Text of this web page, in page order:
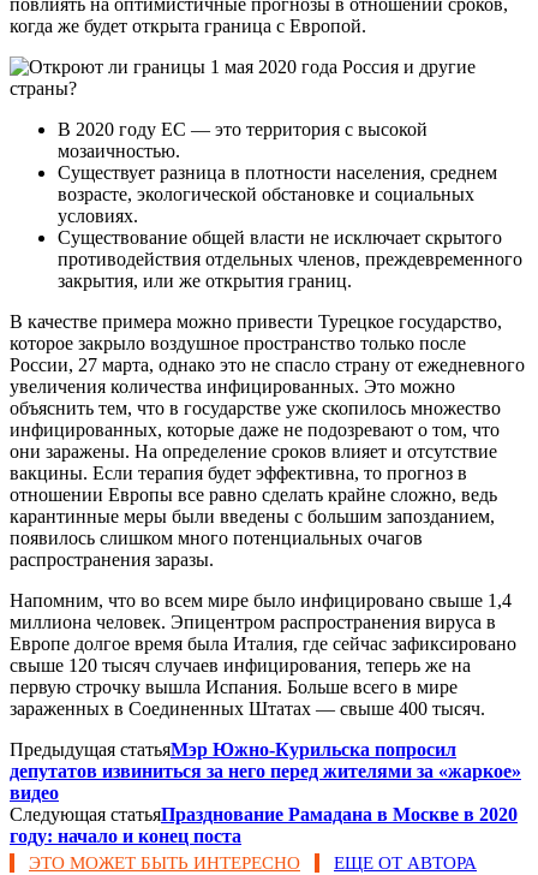
повлиять на оптимистичные прогнозы в отношении сроков,
когда же будет открыта граница с Европой.
В 2020 году ЕС — это территория с высокой
мозаичностью.
Существует разница в плотности населения, среднем
возрасте, экологической обстановке и социальных
условиях.
Существование общей власти не исключает скрытого
противодействия отдельных членов, преждевременного
закрытия, или же открытия границ.
В качестве примера можно привести Турецкое государство,
которое закрыло воздушное пространство только после
России, 27 марта, однако это не спасло страну от ежедневного
увеличения количества инфицированных. Это можно
объяснить тем, что в государстве уже скопилось множество
инфицированных, которые даже не подозревают о том, что
они заражены. На определение сроков влияет и отсутствие
вакцины. Если терапия будет эффективна, то прогноз в
отношении Европы все равно сделать крайне сложно, ведь
карантинные меры были введены с большим запозданием,
появилось слишком много потенциальных очагов
распространения заразы.
Напомним, что во всем мире было инфицировано свыше 1,4
миллиона человек. Эпицентром распространения вируса в
Европе долгое время была Италия, где сейчас зафиксировано
свыше 120 тысяч случаев инфицирования, теперь же на
первую строчку вышла Испания. Больше всего в мире
зараженных в Соединенных Штатах — свыше 400 тысяч.
Предыдущая статьяМэр Южно-Курильска попросил
депутатов извиниться за него перед жителями за «жаркое»
видео
Следующая статьяПразднование Рамадана в Москве в 2020
году: начало и конец поста
ЭТО МОЖЕТ БЫТЬ ИНТЕРЕСНО ЕЩЕ ОТ АВТОРА